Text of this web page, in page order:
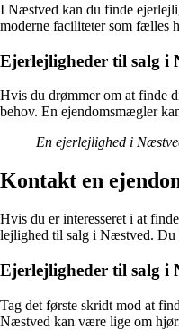
I Næstved kan du finde
moderne faciliteter som fælles
Ejerlejligheder til salg i
Hvis du drømmer om at finde
behov. En ejendomsmægler
En ejerlejlighed i
Kontakt en
Hvis du er interesseret i at
lejlighed til salg i Næstved. Du
Ejerlejligheder til salg i
Tag det første skridt mod at
Næstved kan være lige om